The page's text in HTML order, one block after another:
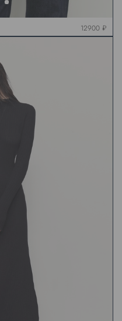
12900 ₽